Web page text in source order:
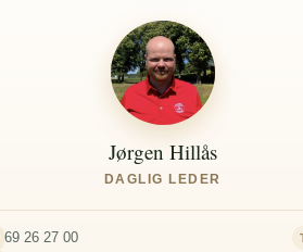
Jørgen Hillås
DAGLIG LEDER
69 26 27 00